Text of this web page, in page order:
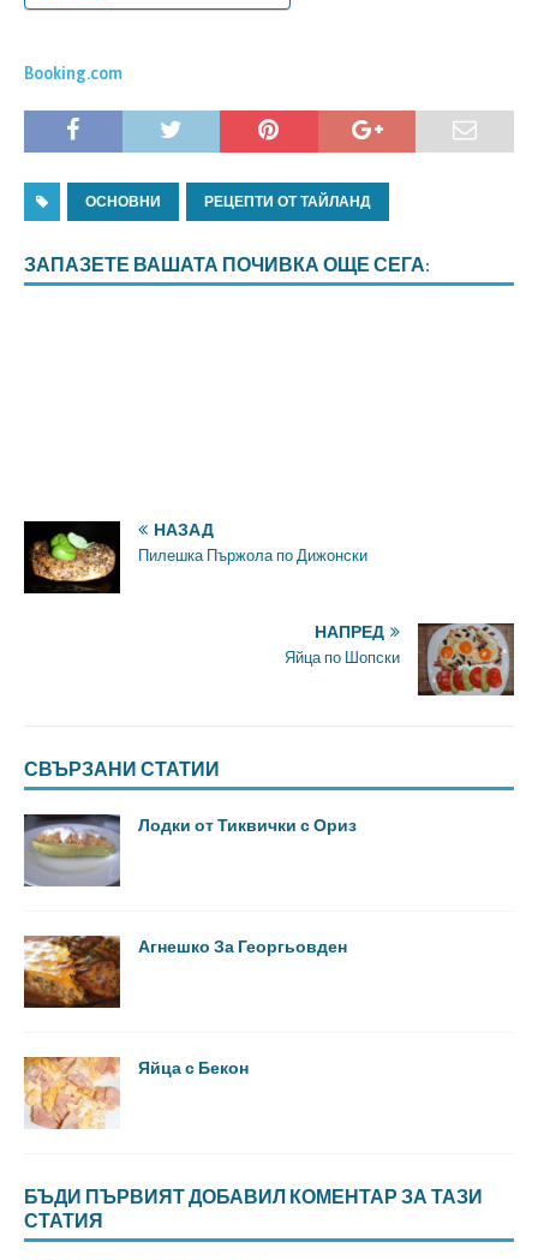
Booking.com
ОСНОВНИ РЕЦЕПТИ ОТ ТАЙЛАНД
ЗАПАЗЕТЕ ВАШАТА ПОЧИВКА ОЩЕ СЕГА:
НАЗАД
Пилешка Пържола по Дижонски
НАПРЕД
Яйца по Шопски
СВЪРЗАНИ СТАТИИ
Лодки от Тиквички с Ориз
Агнешко За Георгьовден
Яйца с Бекон
БЪДИ ПЪРВИЯТ ДОБАВИЛ КОМЕНТАР ЗА ТАЗИ
СТАТИЯ